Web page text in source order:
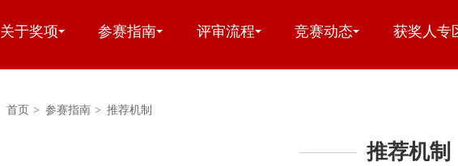
关于奖项 参赛指南 评审流程 竞赛动态 获奖人专
首页 > 参赛指南 > 推荐机制
推荐机制